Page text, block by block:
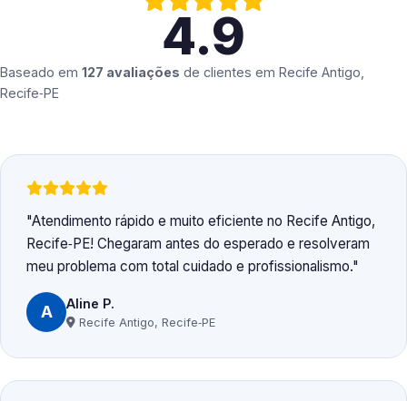
4.9
Baseado em 127 avaliações de clientes em Recife Antigo,
Recife‑PE
Atendimento rápido e muito eficiente no Recife Antigo,
Recife‑PE! Chegaram antes do esperado e resolveram
meu problema com total cuidado e profissionalismo.
A Aline P.
Recife Antigo, Recife‑PE